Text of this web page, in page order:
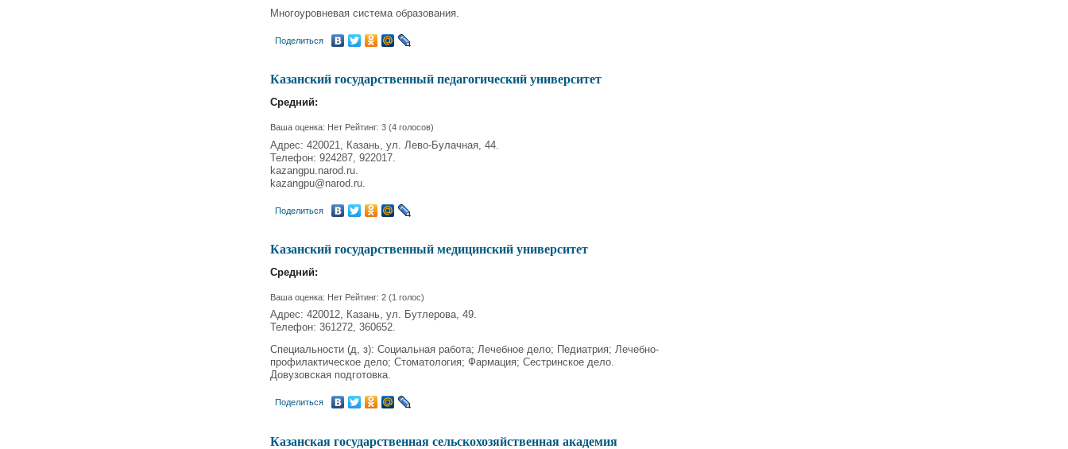
Многоуровневая система образования.
Поделиться
Казанский государственный педагогический университет
Средний:
Ваша оценка: Нет Рейтинг:3 (4 голосов)
Адрес: 420021, Казань, ул. Лево-Булачная, 44.
Телефон: 924287, 922017.
kazangpu.narod.ru.
kazangpu@narod.ru.
Поделиться
Казанский государственный медицинский университет
Средний:
Ваша оценка: Нет Рейтинг:2 (1 голос)
Адрес: 420012, Казань, ул. Бутлерова, 49.
Телефон: 361272, 360652.
Специальности (д, з): Социальная работа; Лечебное дело; Педиатрия; Лечебно-
профилактическое дело; Стоматология; Фармация; Сестринское дело.
Довузовская подготовка.
Поделиться
Казанская государственная сельскохозяйственная академия